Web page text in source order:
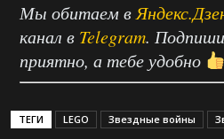
Мы обитаем в
канал в Telegram.
приятно, а тебе удобно
ТЕГИ LEGO Звездные войны